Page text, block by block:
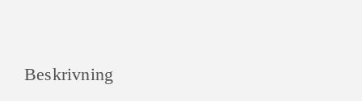
Beskrivning